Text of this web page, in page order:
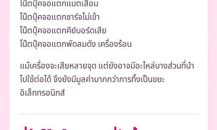
โน๊ตบุ๊คจอแตกแบตเสื่อม
โน๊ตบุ๊คจอแตกชาร์จไม่เข้า
โน๊ตบุ๊คจอแตกคีย์บอร์ดเสีย
โน๊ตบุ๊คจอแตกพัดลมดัง เครื่องร้อน
แม้เครื่องจะเสียหลายจุด แต่ยังอาจมีอะไหล่บางส่วนที่นำ
ไปใช้ต่อได้ จึงยังมีมูลค่ามากกว่าการทิ้งเป็นขยะ
อิเล็กทรอนิกส์